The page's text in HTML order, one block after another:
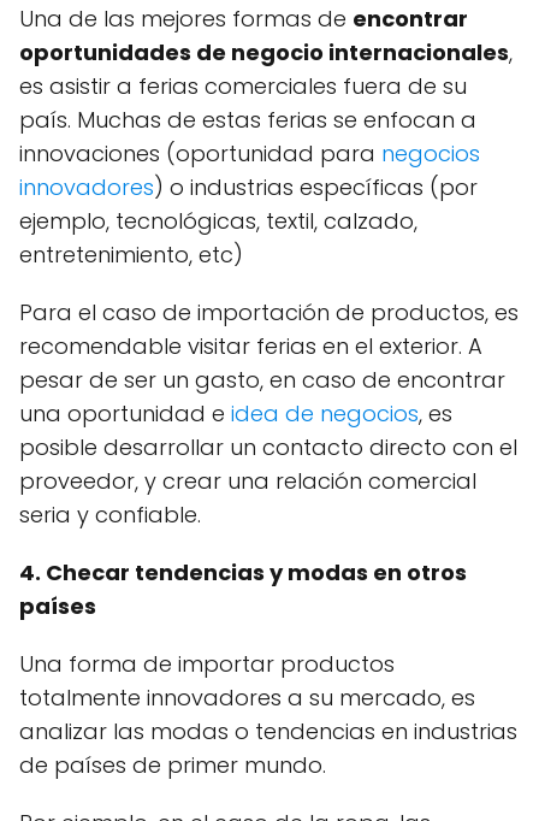
Una de las mejores formas de encontrar
oportunidades de negocio internacionales,
es asistir a ferias comerciales fuera de su
país. Muchas de estas ferias se enfocan a
innovaciones (oportunidad para negocios
innovadores) o industrias específicas (por
ejemplo, tecnológicas, textil, calzado,
entretenimiento, etc)
Para el caso de importación de productos, es
recomendable visitar ferias en el exterior. A
pesar de ser un gasto, en caso de encontrar
una oportunidad e idea de negocios, es
posible desarrollar un contacto directo con el
proveedor, y crear una relación comercial
seria y confiable.
4. Checar tendencias y modas en otros
países
Una forma de importar productos
totalmente innovadores a su mercado, es
analizar las modas o tendencias en industrias
de países de primer mundo.